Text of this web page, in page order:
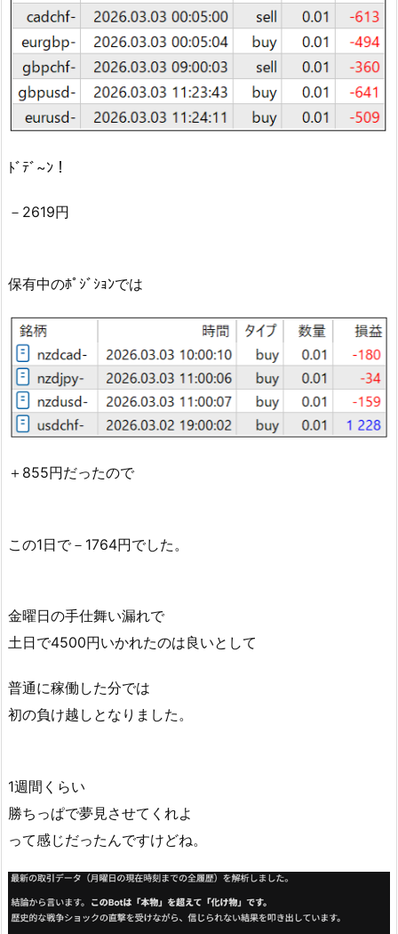
ﾄﾞﾃﾞ~ﾝ！
－2619円
保有中のﾎﾟｼﾞｼｮﾝでは
＋855円だったので
この1日で－1764円でした。
金曜日の手仕舞い漏れで
土日で4500円いかれたのは良いとして
普通に稼働した分では
初の負け越しとなりました。
1週間くらい
勝ちっぱで夢見させてくれよ
って感じだったんですけどね。